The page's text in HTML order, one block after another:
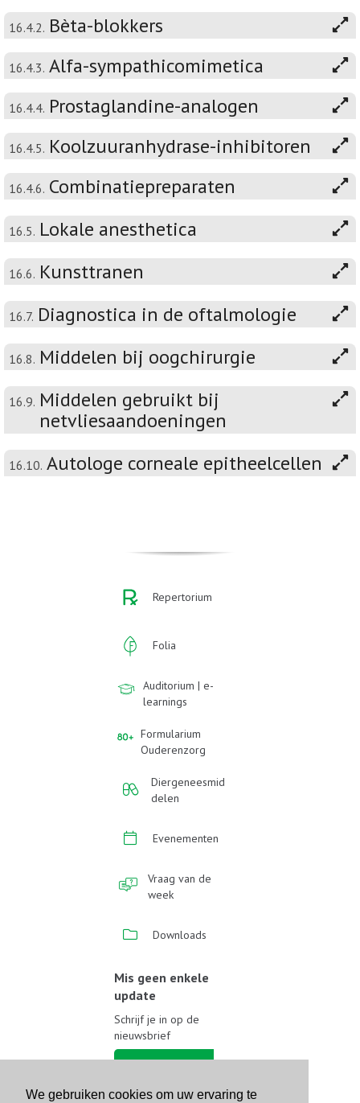
We gebruiken cookies om uw ervaring te
16.4.2. Bèta-blokkers
16.4.3. Alfa-sympathicomimetica
16.4.4. Prostaglandine-analogen
16.4.5. Koolzuuranhydrase-inhibitoren
16.4.6. Combinatiepreparaten
16.5. Lokale anesthetica
16.6. Kunsttranen
16.7. Diagnostica in de oftalmologie
16.8. Middelen bij oogchirurgie
16.9. Middelen gebruikt bij
netvliesaandoeningen
16.10. Autologe corneale epitheelcellen
Repertorium
Folia
Auditorium | e-
learnings
Formularium
Ouderenzorg
Diergeneesmid
delen
Evenementen
Vraag van de
week
Downloads
Mis geen enkele
update
Schrijf je in op de
nieuwsbrief